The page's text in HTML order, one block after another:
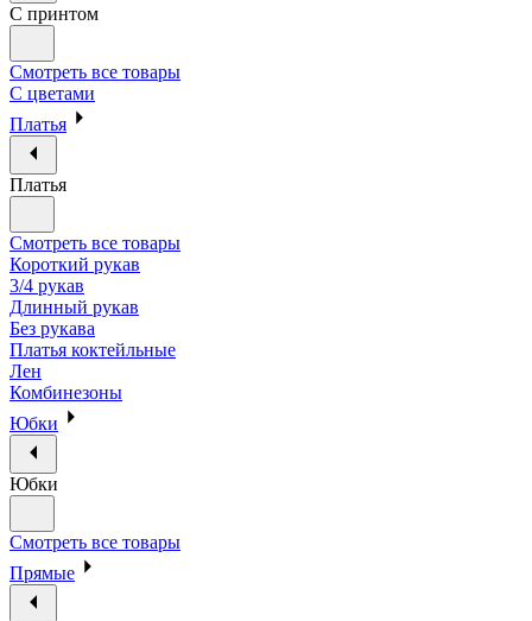
С принтом
Смотреть все товары
С цветами
Платья
Платья
Смотреть все товары
Короткий рукав
3/4 рукав
Длинный рукав
Без рукава
Платья коктейльные
Лен
Комбинезоны
Юбки
Юбки
Смотреть все товары
Прямые